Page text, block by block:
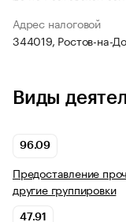
Адрес налоговой
344019, Ростов-на-
Виды
96.09
Предоставление
другие группировки
47.91